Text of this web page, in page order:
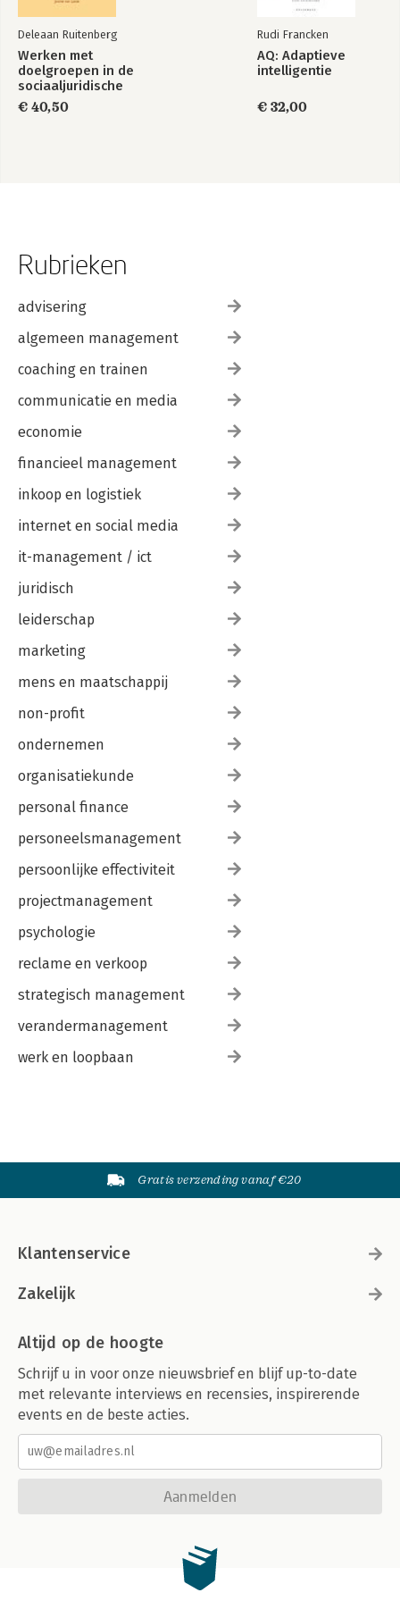
Deleaan Ruitenberg
Werken met
doelgroepen in de
sociaaljuridische
dienstverlening
€ 40,50
Rudi Francken
AQ: Adaptieve
intelligentie
€ 32,00
Rubrieken
advisering
algemeen management
coaching en trainen
communicatie en media
economie
financieel management
inkoop en logistiek
internet en social media
it-management / ict
juridisch
leiderschap
marketing
mens en maatschappij
non-profit
ondernemen
organisatiekunde
personal finance
personeelsmanagement
persoonlijke effectiviteit
projectmanagement
psychologie
reclame en verkoop
strategisch management
verandermanagement
werk en loopbaan
Gratis verzending vanaf €20
Klantenservice
Zakelijk
Altijd op de hoogte
Schrijf u in voor onze nieuwsbrief en blijf up-to-date
met relevante interviews en recensies, inspirerende
events en de beste acties.
Aanmelden